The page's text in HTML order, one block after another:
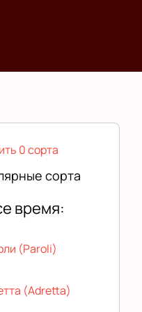
0 сорта
сорта
время:
(Paroli)
(Adretta)